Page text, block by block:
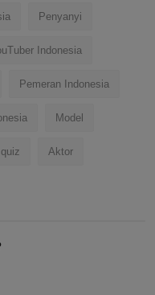
Penyanyi
Indonesia
Pemeran Indonesia
Model
quiz Aktor